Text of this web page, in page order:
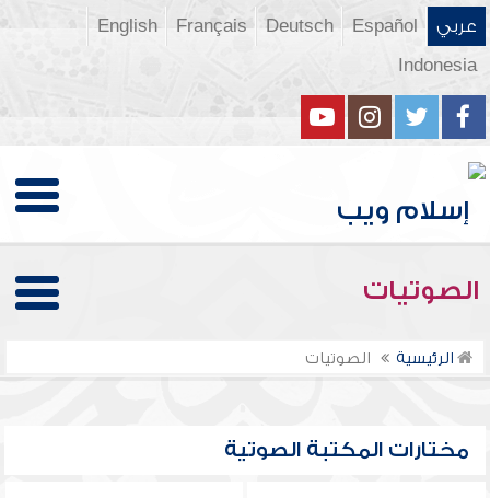
عربي Español
Deutsch
Français
English
Indonesia
الصوتيات
الرئيسية الصوتيات
مختارات المكتبة الصوتية